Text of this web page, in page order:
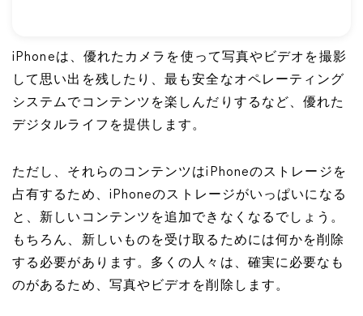
iPhoneは、優れたカメラを使って写真やビデオを撮影
して思い出を残したり、最も安全なオペレーティング
システムでコンテンツを楽しんだりするなど、優れた
デジタルライフを提供します。
ただし、それらのコンテンツはiPhoneのストレージを
占有するため、iPhoneのストレージがいっぱいになる
と、新しいコンテンツを追加できなくなるでしょう。
もちろん、新しいものを受け取るためには何かを削除
する必要があります。多くの人々は、確実に必要なも
のがあるため、写真やビデオを削除します。